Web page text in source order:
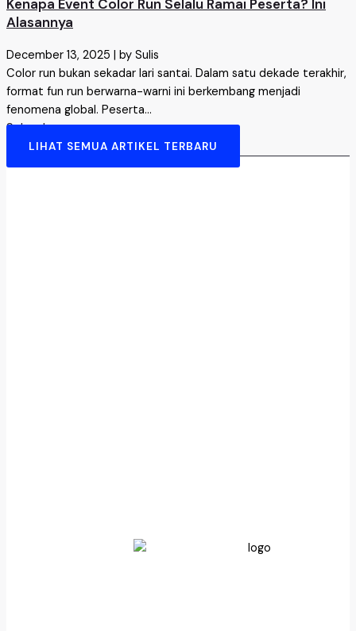
Kenapa Event Color Run Selalu Ramai Peserta? Ini
Alasannya
December 13, 2025 | by Sulis
Color run bukan sekadar lari santai. Dalam satu dekade terakhir,
format fun run berwarna-warni ini berkembang menjadi
fenomena global. Peserta...
Selengkapnya →
LIHAT SEMUA ARTIKEL TERBARU